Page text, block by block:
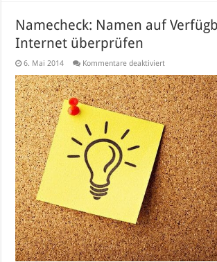
Namecheck: Namen auf
Internet überprüfen
6. Mai 2014 Kommentare deaktiviertfür
Namen
auf
Verfügbarkeit
im
Internet
überprüfen